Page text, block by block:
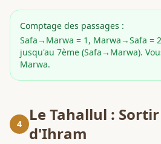
Comptage des passages :
Safa→Marwa = 1, Marwa→Safa =
jusqu'au 7ème (Safa→Marwa).
Marwa.
4
Le Tahallul :
d'Ihram